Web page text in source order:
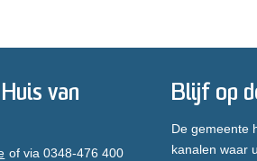
van
of via 0348-476 400
Blijf op
De gemeente
kanalen waar